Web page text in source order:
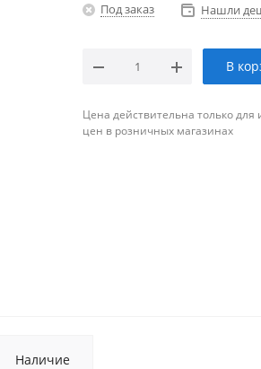
Под заказ Нашли
В
Цена действительна только
цен в розничных магазинах
Наличие